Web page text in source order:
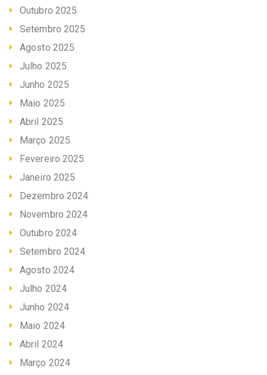
Outubro 2025
Setembro 2025
Agosto 2025
Julho 2025
Junho 2025
Maio 2025
Abril 2025
Março 2025
Fevereiro 2025
Janeiro 2025
Dezembro 2024
Novembro 2024
Outubro 2024
Setembro 2024
Agosto 2024
Julho 2024
Junho 2024
Maio 2024
Abril 2024
Março 2024